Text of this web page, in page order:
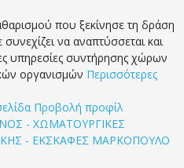
που ξεκίνησε τη δράση
να αναπτύσσεται και
υπηρεσίες συντήρησης χώρων
οργανισμών Περισσότερες
Προβολή προφίλ